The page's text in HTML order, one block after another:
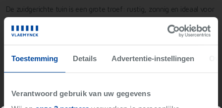
Toestemming Details Advertentie-instellingen
Verantwoord gebruik van uw gegevens
De zuidgerichte tuin is een grote troef: rustig, zonnig en ideaal voor
gezinnen of liefhebbers van buitenruimte.
Deze woning is een unieke kans voor wie wil verbouwen met visie,
ref.: LS/25153/K